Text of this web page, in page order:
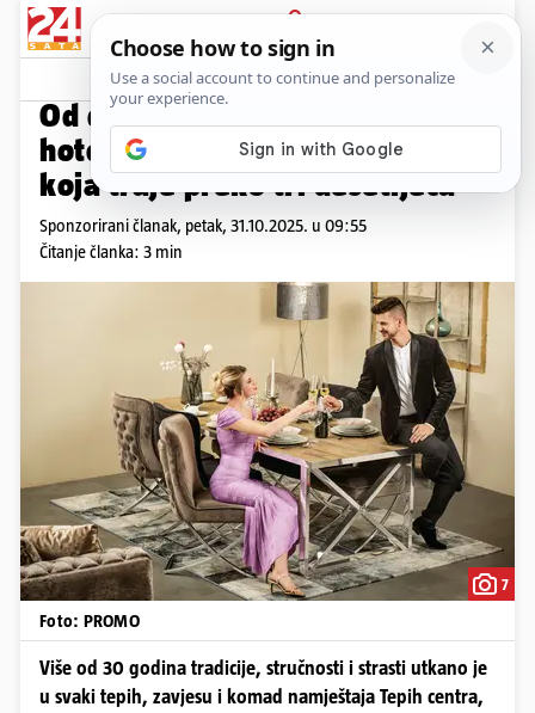
PRIJAVA
Promo sadržaj
Od dječjih soba do luksuznih
hotela – priča o Tepih centru
koja traje preko tri desetljeća
Sponzorirani članak, petak, 31.10.2025. u 09:55
Čitanje članka: 3 min
7
Foto: PROMO
Više od 30 godina tradicije, stručnosti i strasti utkano je
u svaki tepih, zavjesu i komad namještaja Tepih centra,